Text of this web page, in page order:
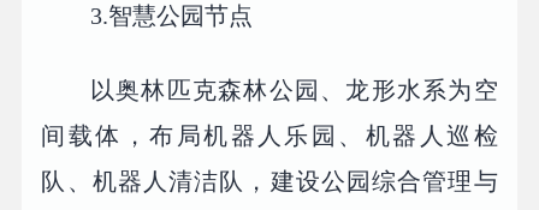
3.智慧公园节点
以奥林匹克森林公园、龙形水系为空
间载体，布局机器人乐园、机器人巡检
队、机器人清洁队，建设公园综合管理与